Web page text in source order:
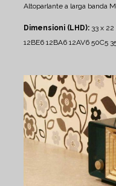
Altoparlante a larga banda
Dimensioni (LHD): 33 x 22
12BE6 12BA6 12AV6 50C5